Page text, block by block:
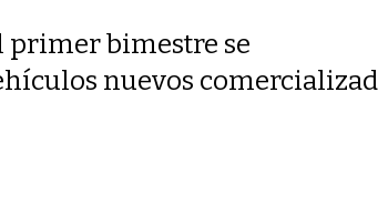
primer bimestre se
nuevos